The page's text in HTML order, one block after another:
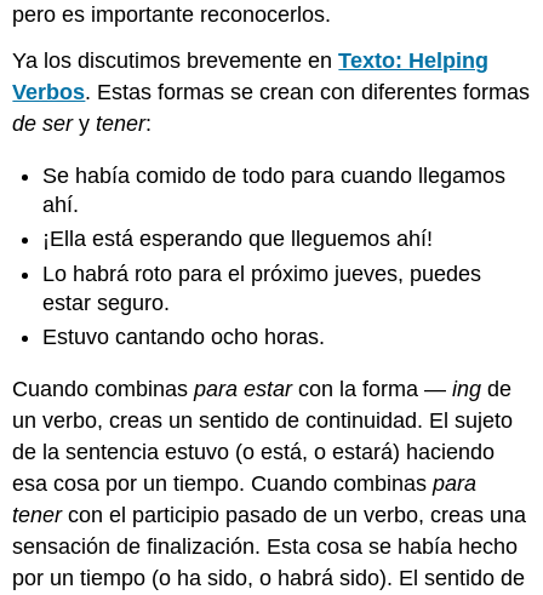
pero es importante reconocerlos.
Ya los discutimos brevemente enTexto: Helping
Verbos. Estas formas se crean con diferentes formas
de serytener:
Se había comido de todo para cuando llegamos
ahí.
¡Ella está esperando que lleguemos ahí!
Lo habrá roto para el próximo jueves, puedes
estar seguro.
Estuvo cantando ocho horas.
Cuando combinaspara estarcon la forma —ing de
un verbo, creas un sentido de continuidad. El sujeto
de la sentencia estuvo (o está, o estará) haciendo
esa cosa por un tiempo. Cuando combinaspara
tenercon el participio pasado de un verbo, creas una
sensación de finalización. Esta cosa se había hecho
por un tiempo (o ha sido, o habrá sido). El sentido de